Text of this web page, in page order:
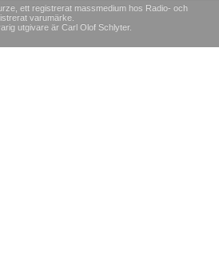
ett registrerat massmedium hos Radio- och
varumärke.
utgivare är Carl Olof Schlyter.